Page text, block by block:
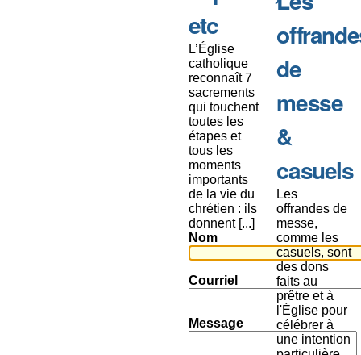
etc
L’Église
catholique
reconnaît 7
sacrements
qui touchent
toutes les
étapes et
tous les
moments
importants
de la vie du
chrétien : ils
donnent [...]
Nom
Courriel
Message
de
messe
&
casuels
Les
offrandes de
messe,
comme les
casuels, sont
des dons
faits au
prêtre et à
l'Église pour
célébrer à
une intention